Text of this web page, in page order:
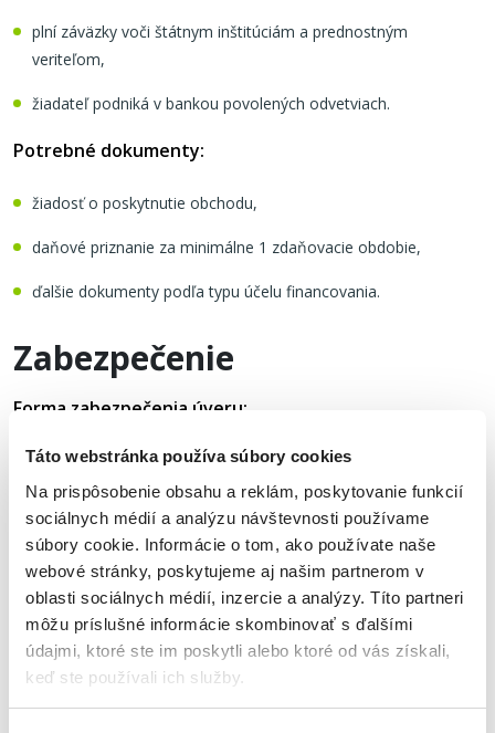
Táto webstránka používa súbory cookies
Na prispôsobenie obsahu a reklám, poskytovanie funkcií
sociálnych médií a analýzu návštevnosti používame
súbory cookie. Informácie o tom, ako používate naše
webové stránky, poskytujeme aj našim partnerom v
oblasti sociálnych médií, inzercie a analýzy. Títo partneri
môžu príslušné informácie skombinovať s ďalšími
údajmi, ktoré ste im poskytli alebo ktoré od vás získali,
keď ste používali ich služby.
plní záväzky voči štátnym inštitúciám a prednostným
veriteľom,
žiadateľ podniká v bankou povolených odvetviach.
Potrebné dokumenty:
žiadosť o poskytnutie obchodu,
daňové priznanie za minimálne 1 zdaňovacie obdobie,
ďalšie dokumenty podľa typu účelu financovania.
Zabezpečenie
Forma zabezpečenia úveru:
možnosť krytia úveru zárukou InvestEU až do výšky 80%
požadovaného úveru v závislosti od regiónu,
bez potreby ďalšieho zabezpečenia úveru hmotným alebo
nehmotným majetkom.
Súvisiace dokumenty
Produktová informácia - Mikro - INVESTaktiv